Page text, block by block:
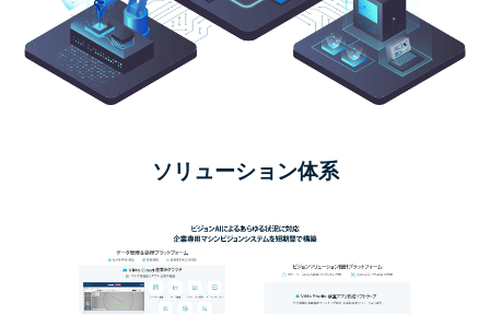
ソリューション体系